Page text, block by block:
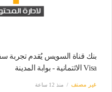
بنك قناة السويس يُقدم تجربة
Visa الائتمانية - بوابة المدينة
غير مصنف منذ 12 ساعة